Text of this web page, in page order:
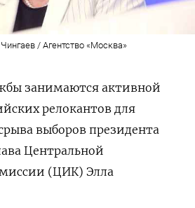
/ Агентство «Москва»
занимаются активной
релокантов для
выборов президента
Центральной
(ЦИК) Элла